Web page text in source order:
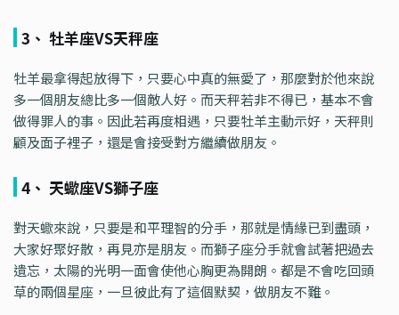
3、 牡羊座VS天秤座
牡羊最拿得起放得下，只要心中真的無愛了，那麼對於他來說
多一個朋友總比多一個敵人好。而天秤若非不得已，基本不會
做得罪人的事。因此若再度相遇，只要牡羊主動示好，天秤則
顧及面子裡子，還是會接受對方繼續做朋友。
4、 天蠍座VS獅子座
對天蠍來說，只要是和平理智的分手，那就是情緣已到盡頭，
大家好聚好散，再見亦是朋友。而獅子座分手就會試著把過去
遺忘，太陽的光明一面會使他心胸更為開朗。都是不會吃回頭
草的兩個星座，一旦彼此有了這個默契，做朋友不難。